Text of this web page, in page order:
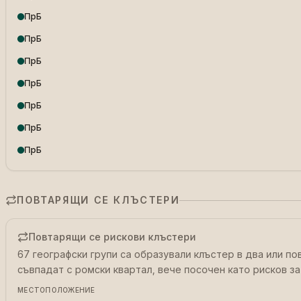
ПрБ
ПрБ
ПрБ
ПрБ
ПрБ
ПрБ
ПрБ
ПОВТАРЯЩИ СЕ КЛЪСТЕРИ
Повтарящи се рискови клъстери
67 географски групи са образували клъстер в два или
съвпадат с ромски квартал, вече посочен като рисков
МЕСТОПОЛОЖЕНИЕ